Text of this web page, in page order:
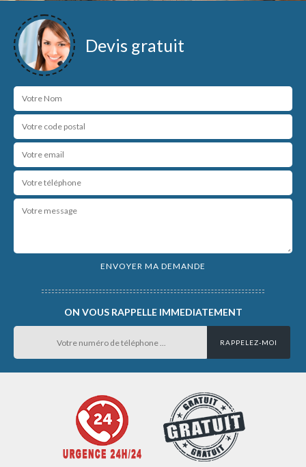
Devis gratuit
ON VOUS RAPPELLE IMMEDIATEMENT